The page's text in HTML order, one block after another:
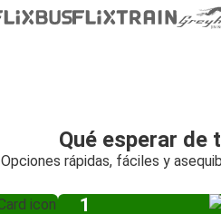
Qué esperar de
Opciones rápidas, fáciles y
1